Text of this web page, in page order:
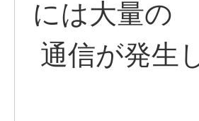
には大量の
通信が発生